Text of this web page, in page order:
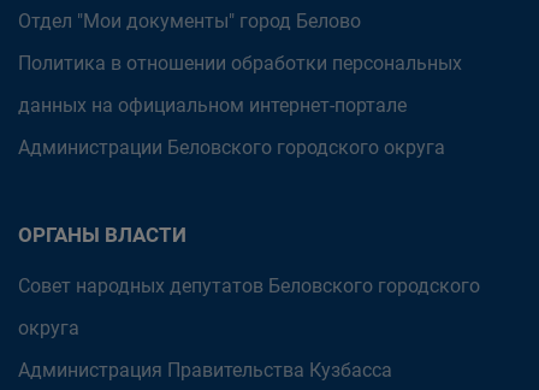
Отдел "Мои документы" город Белово
Политика в отношении обработки персональных
данных на официальном интернет-портале
Администрации Беловского городского округа
ОРГАНЫ ВЛАСТИ
Совет народных депутатов Беловского городского
округа
Администрация Правительства Кузбасса